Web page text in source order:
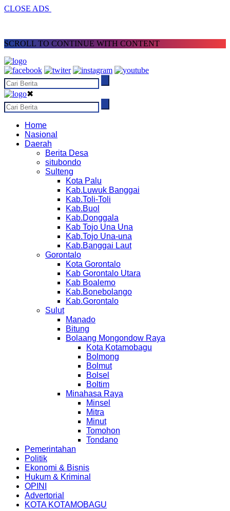
CLOSE ADS
SCROLL TO CONTINUE WITH CONTENT
✖
Home
Nasional
Daerah
Berita Desa
situbondo
Sulteng
Kota Palu
Kab.Luwuk Banggai
Kab.Toli-Toli
Kab.Buol
Kab.Donggala
Kab Tojo Una Una
Kab.Tojo Una-una
Kab.Banggai Laut
Gorontalo
Kota Gorontalo
Kab Gorontalo Utara
Kab Boalemo
Kab.Bonebolango
Kab.Gorontalo
Sulut
Manado
Bitung
Bolaang Mongondow Raya
Kota Kotamobagu
Bolmong
Bolmut
Bolsel
Boltim
Minahasa Raya
Minsel
Mitra
Minut
Tomohon
Tondano
Pemerintahan
Politik
Ekonomi & Bisnis
Hukum & Kriminal
OPINI
Advertorial
KOTA KOTAMOBAGU